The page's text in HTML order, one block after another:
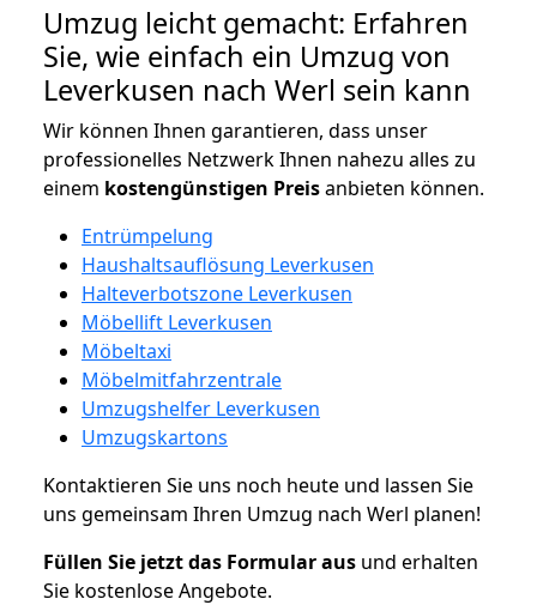
Umzug leicht gemacht: Erfahren
Sie, wie einfach ein Umzug von
Leverkusen nach Werl sein kann
Wir können Ihnen garantieren, dass unser
professionelles Netzwerk Ihnen nahezu alles zu
einem kostengünstigen Preisanbieten können.
Entrümpelung
Haushaltsauflösung Leverkusen
Halteverbotszone Leverkusen
Möbellift Leverkusen
Möbeltaxi
Möbelmitfahrzentrale
Umzugshelfer Leverkusen
Umzugskartons
Kontaktieren Sie uns noch heute und lassen Sie
uns gemeinsam Ihren Umzug nach Werl planen!
Füllen Sie jetzt das Formular aus und erhalten
Sie kostenlose Angebote.